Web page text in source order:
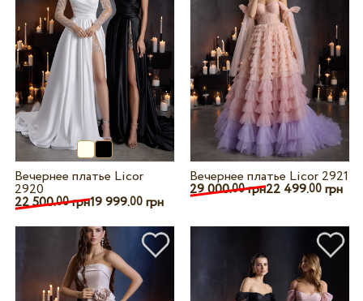
Вечернее платье Licor
2920
22 500.00грн19 999.00грн
Вечернее платье Licor 2921
29 000.00грн22 499.00 грн